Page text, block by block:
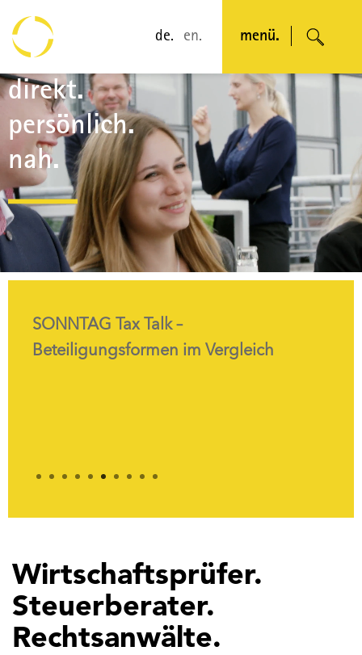
de. en. menü.
Video-
direkt.
persönlich.
nah.
SONNTAG Tax Talk –
Beteiligungsformen im Vergleich
1 2 3 4 5 6 7 8 9
Wirtschaftsprüfer.
Steuerberater.
Rechtsanwälte.